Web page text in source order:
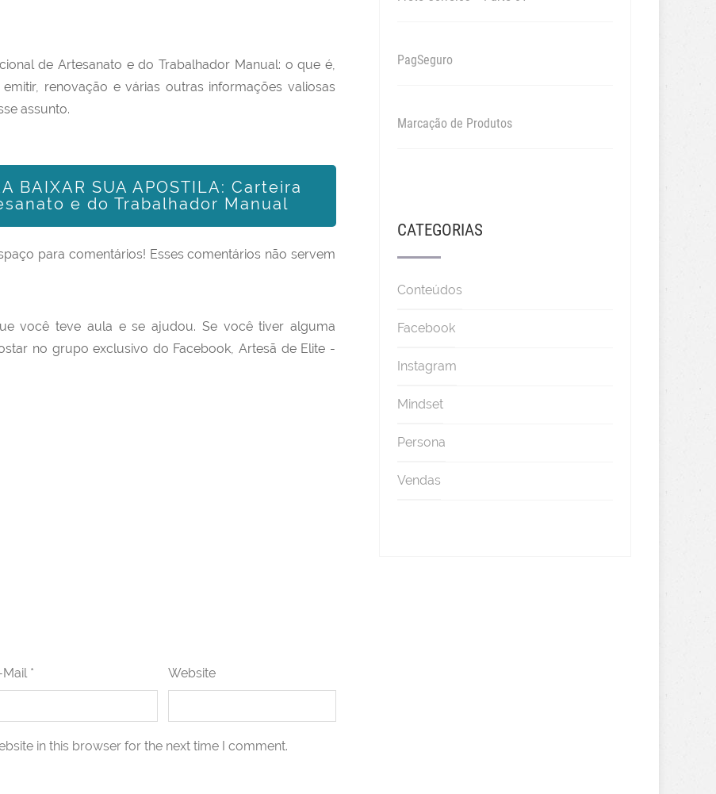
de Artesanato e do Trabalhador Manual: o que é,
renovação e várias outras informações valiosas
assunto.
BAIXAR SUA APOSTILA: Carteira
e do Trabalhador Manual
para comentários! Esses comentários não servem
você teve aula e se ajudou. Se você tiver alguma
no grupo exclusivo do Facebook, Artesã de Elite -
Mail * Website
in this browser for the next time I comment.
PagSeguro
Marcação de Produtos
CATEGORIAS
Conteúdos
Facebook
Instagram
Mindset
Persona
Vendas